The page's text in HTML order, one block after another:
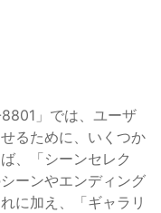
」では、ユーザ
るために、いくつか
、「シーンセレク
ーンやエンディング
に加え、「ギャラリ